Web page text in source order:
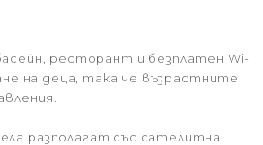
ресторант и безплатен Wi-
на деца, така че възрастните
разполагат със сателитна